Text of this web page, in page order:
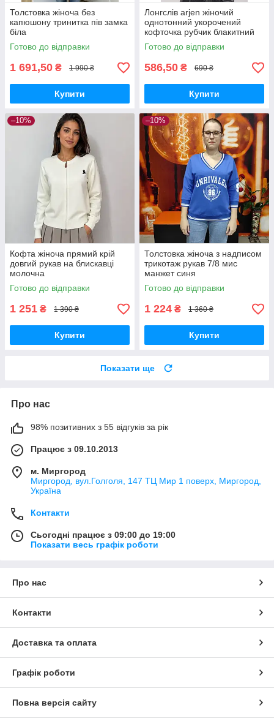
Толстовка жіноча без
капюшону тринитка пів замка
біла
Готово до відправки
1 691,50 ₴ 1 990 ₴
Купити
Лонгслів arjen жіночий
однотонний укорочений
кофточка рубчик блакитний
Готово до відправки
586,50 ₴ 690 ₴
Купити
–10%
Кофта жіноча прямий крій
довгий рукав на блискавці
молочна
Готово до відправки
1 251 ₴ 1 390 ₴
Купити
–10%
Толстовка жіноча з надписом
трикотаж рукав 7/8 мис
манжет синя
Готово до відправки
1 224 ₴ 1 360 ₴
Купити
Показати ще
Про нас
98% позитивних з 55 відгуків за рік
Працює з 09.10.2013
м. Миргород
Миргород, вул.Голголя, 147 ТЦ Мир 1 поверх, Миргород,
Україна
Контакти
Сьогодні працює з 09:00 до 19:00
Показати весь графік роботи
Про нас
Контакти
Доставка та оплата
Графік роботи
Повна версія сайту